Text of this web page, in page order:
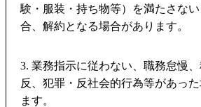
験・服装・持ち物等）を満たさな
合、解約となる場合があります。
3. 業務指示に従わない、職務怠慢
反、犯罪・反社会的行為等があっ
ます。